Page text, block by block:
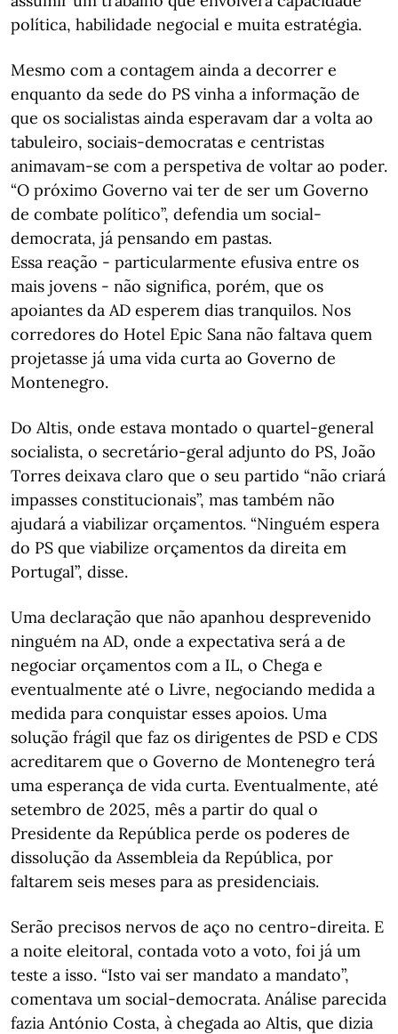
política, habilidade negocial e muita estratégia.
Mesmo com a contagem ainda a decorrer e
enquanto da sede do PS vinha a informação de
que os socialistas ainda esperavam dar a volta ao
tabuleiro, sociais-democratas e centristas
animavam-se com a perspetiva de voltar ao poder.
“O próximo Governo vai ter de ser um Governo
de combate político”, defendia um social-
democrata, já pensando em pastas.
Essa reação - particularmente efusiva entre os
mais jovens - não significa, porém, que os
apoiantes da AD esperem dias tranquilos. Nos
corredores do Hotel Epic Sana não faltava quem
projetasse já uma vida curta ao Governo de
Montenegro.
Do Altis, onde estava montado o quartel-general
socialista, o secretário-geral adjunto do PS, João
Torres deixava claro que o seu partido “não criará
impasses constitucionais”, mas também não
ajudará a viabilizar orçamentos. “Ninguém espera
do PS que viabilize orçamentos da direita em
Portugal”, disse.
Uma declaração que não apanhou desprevenido
ninguém na AD, onde a expectativa será a de
negociar orçamentos com a IL, o Chega e
eventualmente até o Livre, negociando medida a
medida para conquistar esses apoios. Uma
solução frágil que faz os dirigentes de PSD e CDS
acreditarem que o Governo de Montenegro terá
uma esperança de vida curta. Eventualmente, até
setembro de 2025, mês a partir do qual o
Presidente da República perde os poderes de
dissolução da Assembleia da República, por
faltarem seis meses para as presidenciais.
Serão precisos nervos de aço no centro-direita. E
a noite eleitoral, contada voto a voto, foi já um
teste a isso. “Isto vai ser mandato a mandato”,
comentava um social-democrata. Análise parecida
fazia António Costa, à chegada ao Altis, que dizia